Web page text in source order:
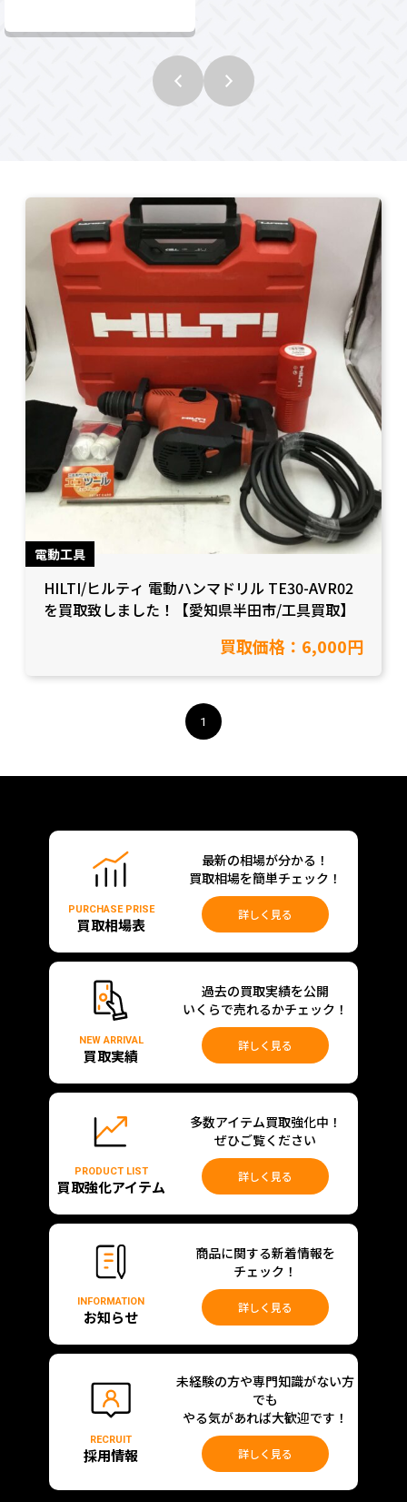
電動工具
HILTI/ヒルティ 電動ハンマドリル TE30-AVR02
を買取致しました！【愛知県半田市/工具買取】
買取価格：6,000円
1
PURCHASE PRISE
買取相場表
最新の相場が分かる！
買取相場を簡単チェック！
詳しく見る
NEW ARRIVAL
買取実績
過去の買取実績を公開
いくらで売れるかチェック！
詳しく見る
PRODUCT LIST
買取強化アイテム
多数アイテム買取強化中！
ぜひご覧ください
詳しく見る
INFORMATION
お知らせ
商品に関する新着情報を
チェック！
詳しく見る
RECRUIT
採用情報
未経験の方や専門知識がない方
でも
やる気があれば大歓迎です！
詳しく見る